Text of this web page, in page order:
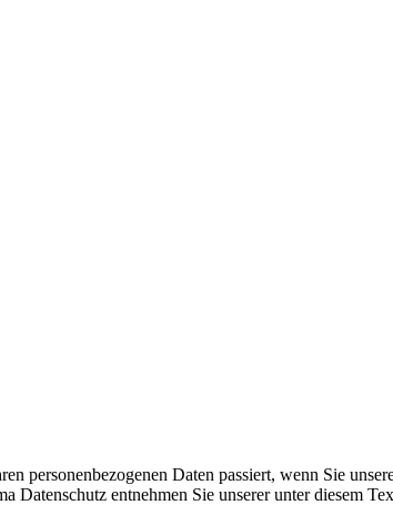
personenbezogenen Daten passiert, wenn Sie
entnehmen Sie unserer unter diesem